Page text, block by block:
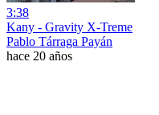
3:38
Kany - Gravity X-Treme
Pablo Tárraga Payán
hace 20 años